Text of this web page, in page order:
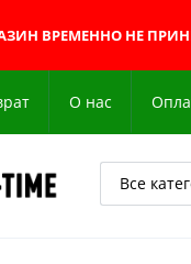
ВРЕМЕННО НЕ
О нас
Все